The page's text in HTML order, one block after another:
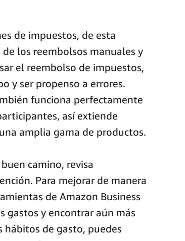
de impuestos, de esta
los reembolsos manuales y
el reembolso de impuestos,
y ser propenso a errores.
funciona perfectamente
así extiende
amplia gama de productos.
camino, revisa
Para mejorar de manera
de Amazon Business
gastos y encontrar aún más
hábitos de gasto, puedes